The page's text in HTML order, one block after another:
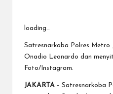
loading…
Satresnarkoba Polres Metro
Onadio Leonardo dan
Foto/Instagram.
JAKARTA – Satresnarkoba